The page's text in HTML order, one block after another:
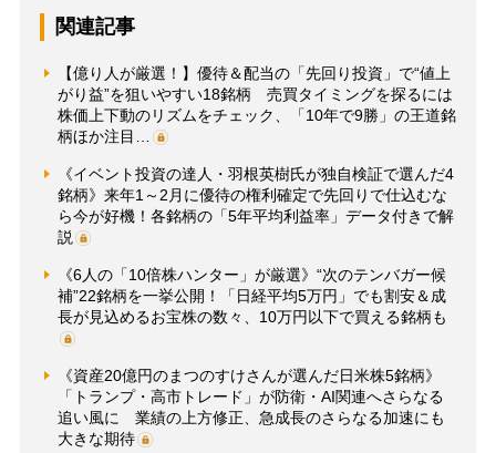
関連記事
【億り人が厳選！】優待＆配当の「先回り投資」で“値上
がり益”を狙いやすい18銘柄 売買タイミングを探るには
株価上下動のリズムをチェック、「10年で9勝」の王道銘
柄ほか注目…
《イベント投資の達人・羽根英樹氏が独自検証で選んだ4
銘柄》来年1～2月に優待の権利確定で先回りで仕込むな
ら今が好機！各銘柄の「5年平均利益率」データ付きで解
説
《6人の「10倍株ハンター」が厳選》“次のテンバガー候
補”22銘柄を一挙公開！「日経平均5万円」でも割安＆成
長が見込めるお宝株の数々、10万円以下で買える銘柄も
《資産20億円のまつのすけさんが選んだ日米株5銘柄》
「トランプ・高市トレード」が防衛・AI関連へさらなる
追い風に 業績の上方修正、急成長のさらなる加速にも
大きな期待